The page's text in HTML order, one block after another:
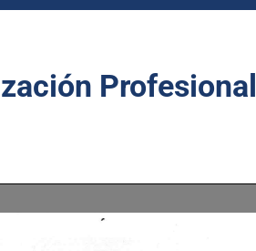
Profesional